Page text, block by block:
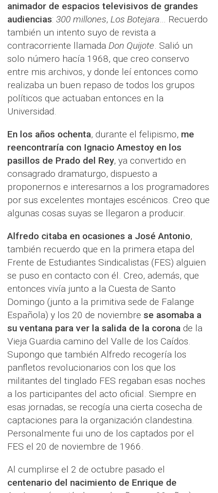
animador de espacios televisivos de grandes
audiencias: 300 millones, Los Botejara… Recuerdo
también un intento suyo de revista a
contracorriente llamada Don Quijote. Salió un
solo número hacía 1968, que creo conservo
entre mis archivos, y donde leí entonces como
realizaba un buen repaso de todos los grupos
políticos que actuaban entonces en la
Universidad.
En los años ochenta, durante el felipismo, me
reencontraría con Ignacio Amestoy en los
pasillos de Prado del Rey, ya convertido en
consagrado dramaturgo, dispuesto a
proponernos e interesarnos a los programadores
por sus excelentes montajes escénicos. Creo que
algunas cosas suyas se llegaron a producir.
Alfredo citaba en ocasiones a José Antonio,
también recuerdo que en la primera etapa del
Frente de Estudiantes Sindicalistas (FES) alguien
se puso en contacto con él. Creo, además, que
entonces vivía junto a la Cuesta de Santo
Domingo (junto a la primitiva sede de Falange
Española) y los 20 de noviembre se asomaba a
su ventana para ver la salida de la corona de la
Vieja Guardia camino del Valle de los Caídos.
Supongo que también Alfredo recogería los
panfletos revolucionarios con los que los
militantes del tinglado FES regaban esas noches
a los participantes del acto oficial. Siempre en
esas jornadas, se recogía una cierta cosecha de
captaciones para la organización clandestina.
Personalmente fui uno de los captados por el
FES el 20 de noviembre de 1966.
Al cumplirse el 2 de octubre pasado el
centenario del nacimiento de Enrique de